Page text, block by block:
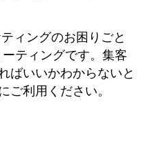
ィングのお困りごと
ティングです。集客
ばいいかわからないと
ご利用ください。